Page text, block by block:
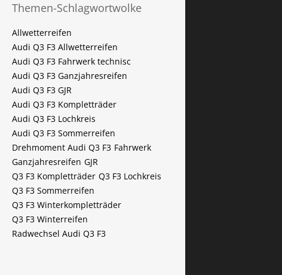
Themen-Schlagwortwolke
Allwetterreifen
Audi Q3 F3 Allwetterreifen
Audi Q3 F3 Fahrwerk technisc
Audi Q3 F3 Ganzjahresreifen
Audi Q3 F3 GJR
Audi Q3 F3 Kompletträder
Audi Q3 F3 Lochkreis
Audi Q3 F3 Sommerreifen
Drehmoment Audi Q3 F3 Fahrwerk
Ganzjahresreifen GJR
Q3 F3 Kompletträder Q3 F3 Lochkreis
Q3 F3 Sommerreifen
Q3 F3 Winterkompletträder
Q3 F3 Winterreifen
Radwechsel Audi Q3 F3